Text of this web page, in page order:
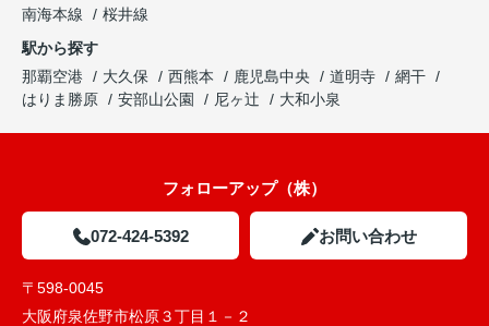
南海本線
桜井線
駅から探す
那覇空港
大久保 西熊本 鹿児島中央 道明寺
網干
はりま勝原
安部山公園 尼ヶ辻 大和小泉
フォローアップ（株）
072-424-5392 お問い合わせ
〒598-0045
大阪府泉佐野市松原３丁目１－２